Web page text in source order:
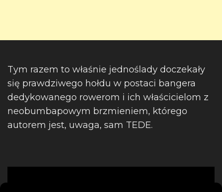
Tym razem to właśnie jednoślady doczekały
się prawdziwego hołdu w postaci bangera
dedykowanego rowerom i ich właścicielom z
neobumbapowym brzmieniem, którego
autorem jest, uwaga, sam TEDE.